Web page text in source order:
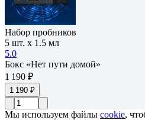
Набор пробников
5 шт. х 1.5 мл
5.0
Бокс «Нет пути домой»
1 190 ₽
1 190 ₽
Мы используем файлы cookie,